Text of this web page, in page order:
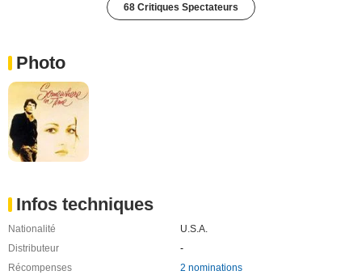
68 Critiques Spectateurs
Photo
Infos techniques
Nationalité
U.S.A.
Distributeur
-
Récompenses
2 nominations